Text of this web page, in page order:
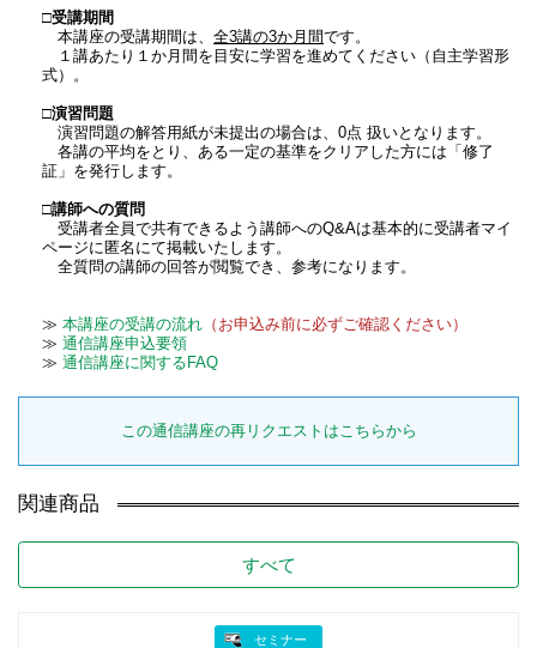
□受講期間
本講座の受講期間は、 全3講の3か月間です。
１講あたり１か月間を目安に学習を進めてください（自主学習形
式）。
□演習問題
演習問題の解答用紙が未提出の場合は、0点 扱いとなります。
各講の平均をとり、ある一定の基準をクリアした方には「修了
証」を発行します。
□講師への質問
受講者全員で共有できるよう講師へのQ&Aは基本的に受講者マイ
ページに匿名にて掲載いたします。
全質問の講師の回答が閲覧でき、参考になります。
≫ 本講座の受講の流れ（お申込み前に必ずご確認ください）
≫ 通信講座申込要領
≫ 通信講座に関するFAQ
この通信講座の再リクエストはこちらから
関連商品
すべて
セミナー